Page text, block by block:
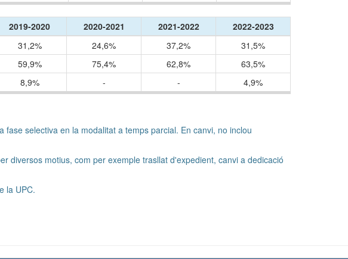
2019-2020 2020-2021 2021-2022 2022-2023
31,2% 24,6% 37,2%
31,5%
59,9% 75,4% 62,8%
63,5%
8,9% - - 4,9%
selectiva en la modalitat a temps parcial. En canvi, no inclou
diversos motius, com per exemple trasllat d'expedient, canvi a dedicació
la UPC.